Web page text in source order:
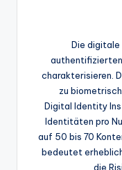
Die
charakterisieren.
zu
Digital Identity
Identitäten pro
auf 50 bis 70
bedeutet
die